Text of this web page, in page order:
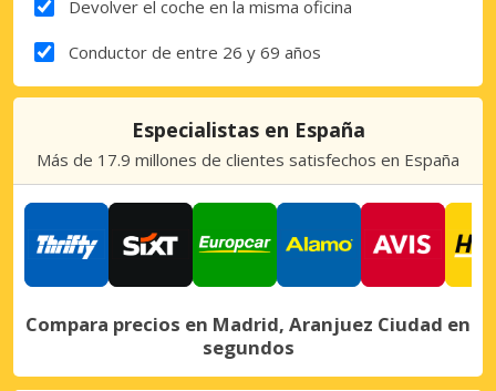
Devolver el coche en la misma oficina
Conductor de entre 26 y 69 años
Especialistas en España
Más de 17.9 millones de clientes satisfechos en España
Compara precios en Madrid, Aranjuez Ciudad en
segundos